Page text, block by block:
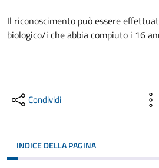
Il riconoscimento può essere
biologico/i che abbia compiuto i 16
Condividi
INDICE DELLA PAGINA